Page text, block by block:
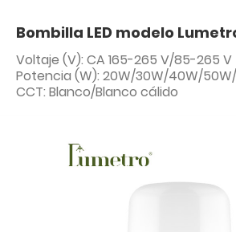
Bombilla LED modelo
Voltaje (V): CA 165-265 V/85-265 V
Potencia (W): 20W/30W/40W/
CCT: Blanco/Blanco cálido